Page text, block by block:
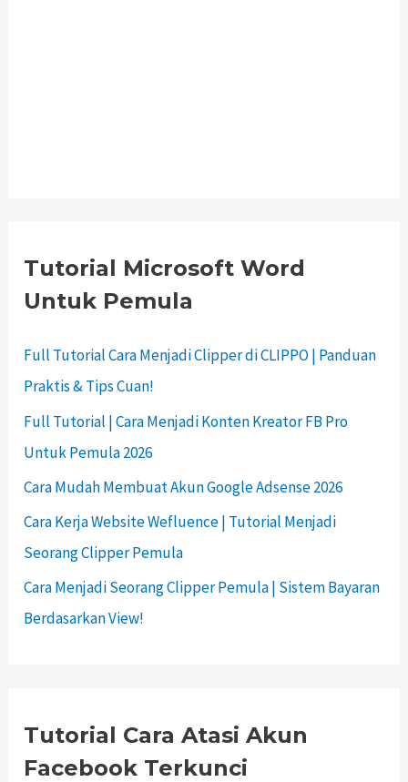
Tutorial Microsoft Word
Untuk Pemula
Full Tutorial Cara Menjadi Clipper di CLIPPO | Panduan
Praktis & Tips Cuan!
Full Tutorial | Cara Menjadi Konten Kreator FB Pro
Untuk Pemula 2026
Cara Mudah Membuat Akun Google Adsense 2026
Cara Kerja Website Wefluence | Tutorial Menjadi
Seorang Clipper Pemula
Cara Menjadi Seorang Clipper Pemula | Sistem Bayaran
Berdasarkan View!
Tutorial Cara Atasi Akun
Facebook Terkunci